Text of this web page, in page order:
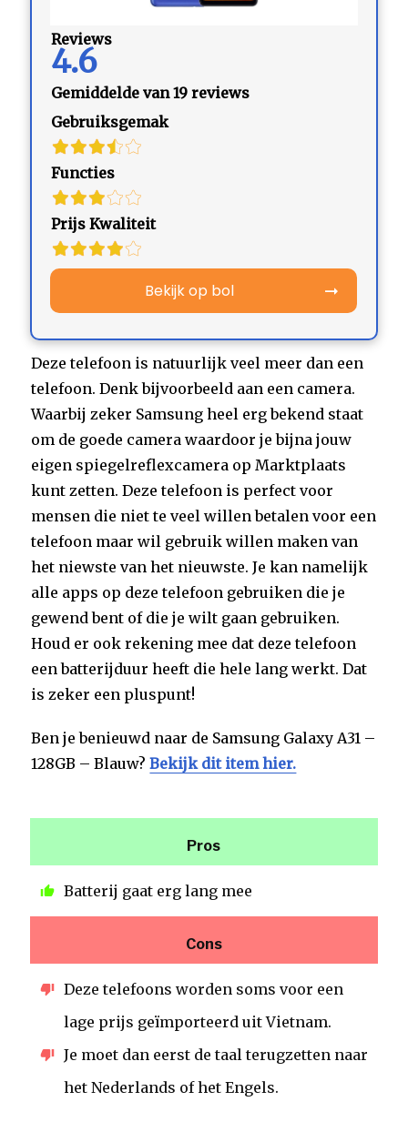
Reviews
4.6
Gemiddelde van 19 reviews
Gebruiksgemak
Functies
Prijs Kwaliteit
Bekijk op bol
Deze telefoon is natuurlijk veel meer dan een
telefoon. Denk bijvoorbeeld aan een camera.
Waarbij zeker Samsung heel erg bekend staat
om de goede camera waardoor je bijna jouw
eigen spiegelreflexcamera op Marktplaats
kunt zetten. Deze telefoon is perfect voor
mensen die niet te veel willen betalen voor een
telefoon maar wil gebruik willen maken van
het niewste van het nieuwste. Je kan namelijk
alle apps op deze telefoon gebruiken die je
gewend bent of die je wilt gaan gebruiken.
Houd er ook rekening mee dat deze telefoon
een batterijduur heeft die hele lang werkt. Dat
is zeker een pluspunt!
Ben je benieuwd naar de Samsung Galaxy A31 –
128GB – Blauw?Bekijk dit item hier.
Pros
Batterij gaat erg lang mee
Cons
Deze telefoons worden soms voor een
lage prijs geïmporteerd uit Vietnam.
Je moet dan eerst de taal terugzetten naar
het Nederlands of het Engels.